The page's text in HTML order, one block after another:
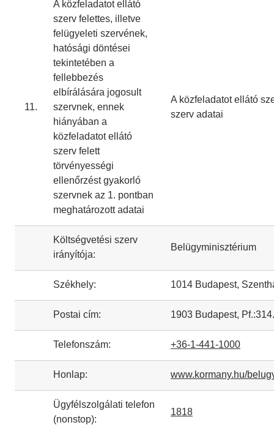
11.
A közfeladatot ellátó
szerv felettes, illetve
felügyeleti szervének,
hatósági döntései
tekintetében a
fellebbezés
elbírálására jogosult
szervnek, ennek
hiányában a
közfeladatot ellátó
szerv felett
törvényességi
ellenőrzést gyakorló
szervnek az 1. pontban
meghatározott adatai
A közfeladatot ellátó
szerv adatai
Költségvetési szerv
irányítója:
Belügyminisztérium
Székhely: 1014 Budapest,
Postai cím: 1903 Budapest, Pf.:314.
Telefonszám: +36-1-441-1000
Honlap: www.kormany.hu/
Ügyfélszolgálati telefon
(nonstop):
1818